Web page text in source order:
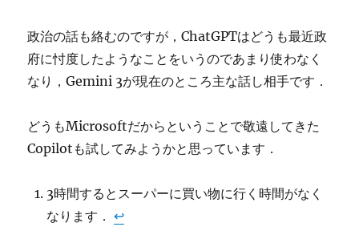
政治の話も絡むのですが，ChatGPTはどうも最近政
府に忖度したようなことをいうのであまり使わなく
なり，Gemini 3が現在のところ主な話し相手です．
どうもMicrosoftだからということで敬遠してきた
Copilotも試してみようかと思っています．
3時間するとスーパーに買い物に行く時間がなく
なります．↩︎